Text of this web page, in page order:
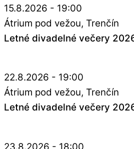
15.8.2026 - 19:00
Átrium pod vežou Trenčín
Letné divadelné večery
22.8.2026 - 19:00
Átrium pod vežou Trenčín
Letné divadelné večery